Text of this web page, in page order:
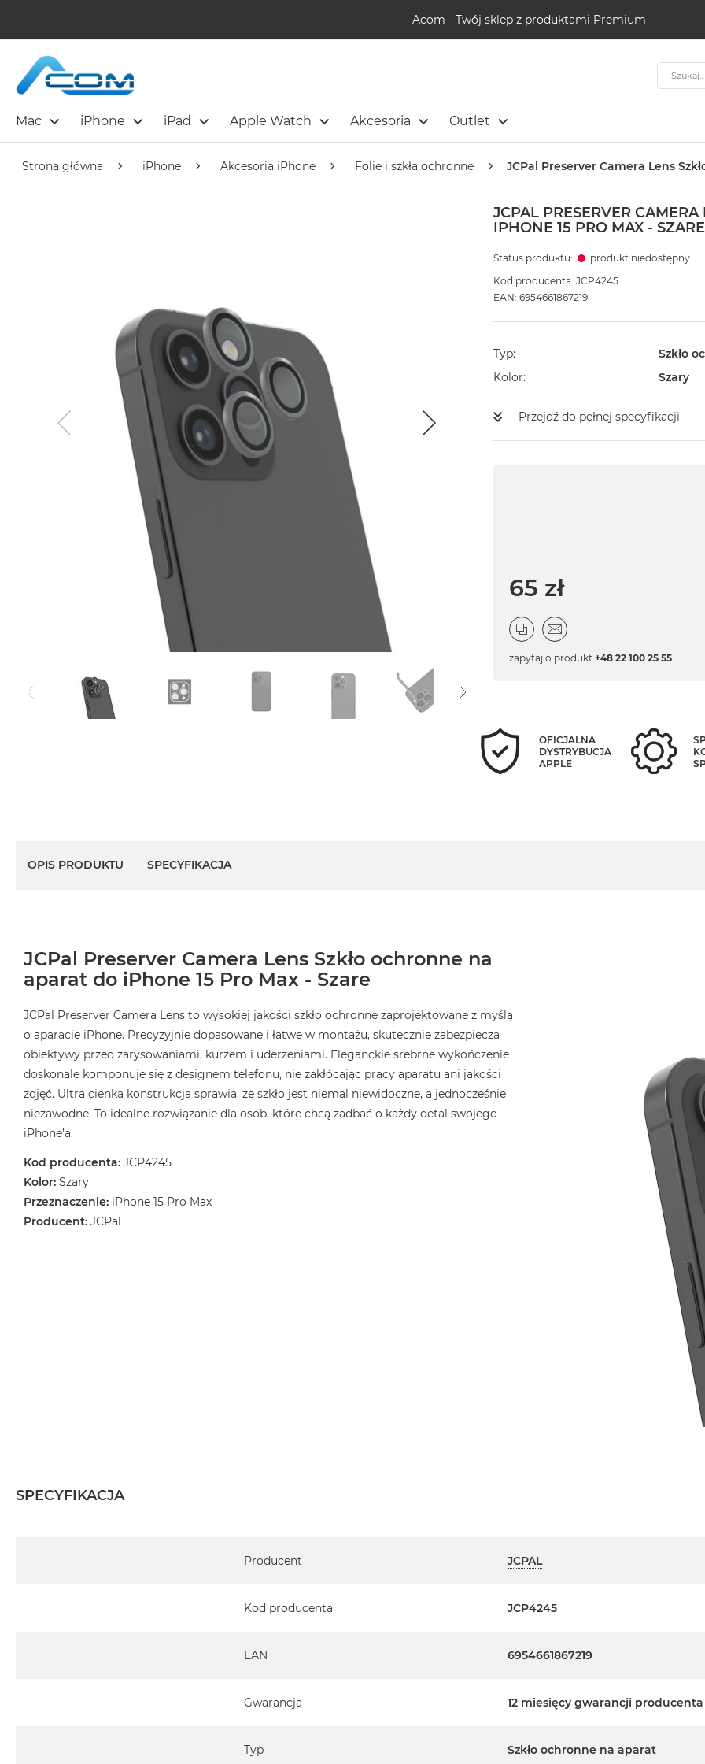
Acom - Twój sklep z produktami Premium
Mac iPhone iPad Apple Watch Akcesoria Outlet
Szukaj
Strona główna iPhone Akcesoria iPhone Folie i szkła ochronne JCPal Preserver Camera Lens
JCPAL PRESERVER
IPHONE 15 PRO MAX - SZARE
Status produktu:
produkt niedostępny
Kod producenta: JCP4245
EAN: 6954661867219
Typ
Szkło
Kolor
Szary
Przejdź do pełnej specyfikacji
65 zł
zapytaj o produkt +48 22 100 25 55
OFICJALNA
DYSTRYBUCJA
APPLE
OPIS PRODUKTU SPECYFIKACJA
JCPal Preserver Camera Lens Szkło ochronne na
aparat do iPhone 15 Pro Max - Szare
JCPal Preserver Camera Lens to wysokiej jakości szkło ochronne zaprojektowane z myślą
o aparacie iPhone. Precyzyjnie dopasowane i łatwe w montażu, skutecznie zabezpiecza
obiektywy przed zarysowaniami, kurzem i uderzeniami. Eleganckie srebrne wykończenie
doskonale komponuje się z designem telefonu, nie zakłócając pracy aparatu ani jakości
zdjęć. Ultra cienka konstrukcja sprawia, że szkło jest niemal niewidoczne, a jednocześnie
niezawodne. To idealne rozwiązanie dla osób, które chcą zadbać o każdy detal swojego
iPhone’a.
Kod producenta: JCP4245
Kolor: Szary
Przeznaczenie: iPhone 15 Pro Max
Producent: JCPal
SPECYFIKACJA
Producent
JCPAL
Kod producenta JCP4245
EAN 6954661867219
Gwarancja 12 miesięcy gwarancji producenta
Typ Szkło ochronne na aparat